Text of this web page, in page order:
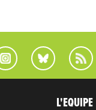
L'EQUIPE